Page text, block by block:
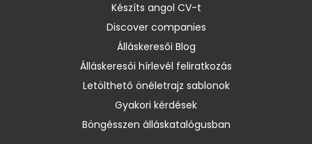
Készíts angol CV-t
Discover companies
Álláskeresői Blog
Álláskeresői hírlevél feliratkozás
Letölthető önéletrajz sablonok
Gyakori kérdések
Böngésszen álláskatalógusban